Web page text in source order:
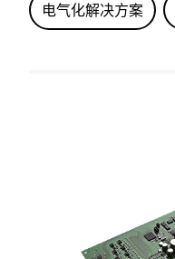
电气化解决方案